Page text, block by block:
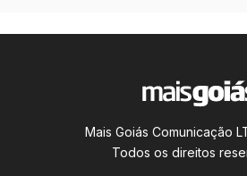
Mais Goiás Comunicação
Todos os direitos